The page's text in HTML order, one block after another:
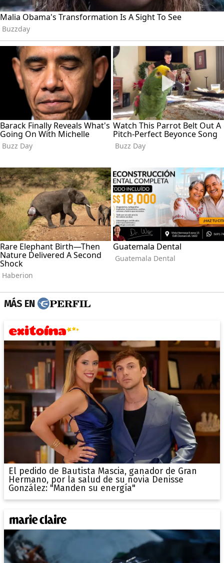
MÁS EN
El pedido de Bautista Mascia, ganador de Gran
Hermano, por la salud de su novia Denisse
González: "Manden su energía"